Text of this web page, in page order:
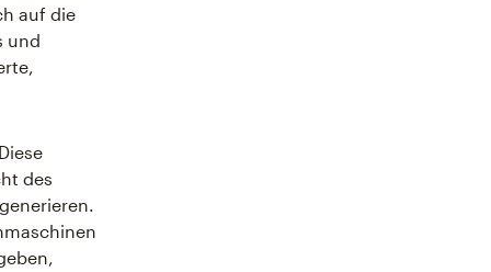
auf die
und
des